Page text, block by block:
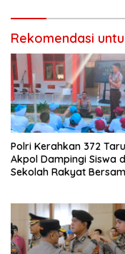
Rekomendasi
Polri Kerahkan 372
Akpol Dampingi Siswa
Sekolah Rakyat